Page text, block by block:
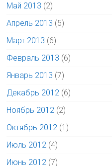
Май 2013 (2)
Апрель 2013 (5)
Март 2013 (6)
Февраль 2013 (6)
Январь 2013 (7)
Декабрь 2012 (6)
Ноябрь 2012 (2)
Октябрь 2012 (1)
Июль 2012 (4)
Июнь 2012 (7)